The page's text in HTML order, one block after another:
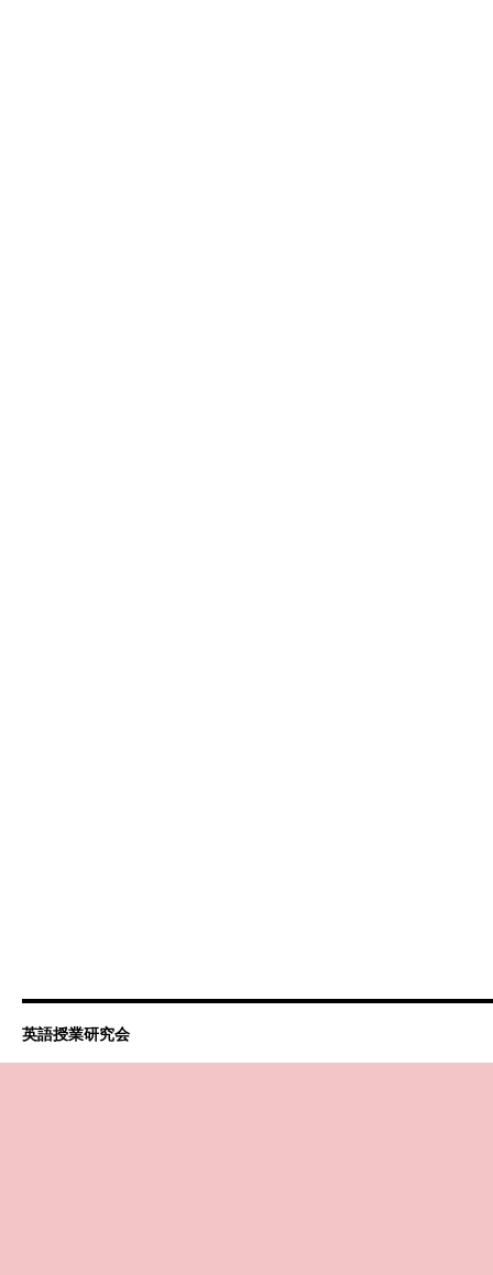
英語授業研究会